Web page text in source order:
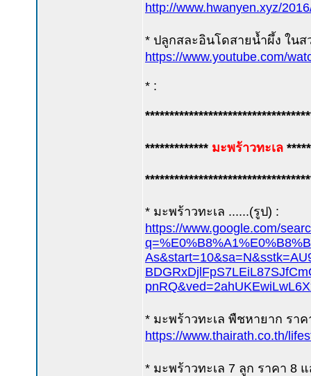
http://www.hwanyen.xyz/
* ปลูกสละอินโดสายน้ำผึ้ง ในส
https://www.youtube.com/
* :
************* มะพร้าวทะเล
* มะพร้าวทะเล ......(รูป) :
https://www.google.com/
* มะพร้าวทะเล พืชหายาก รา
https://www.thairath.co.th/
* มะพร้าวทะเล 7 ลูก ราคา 8